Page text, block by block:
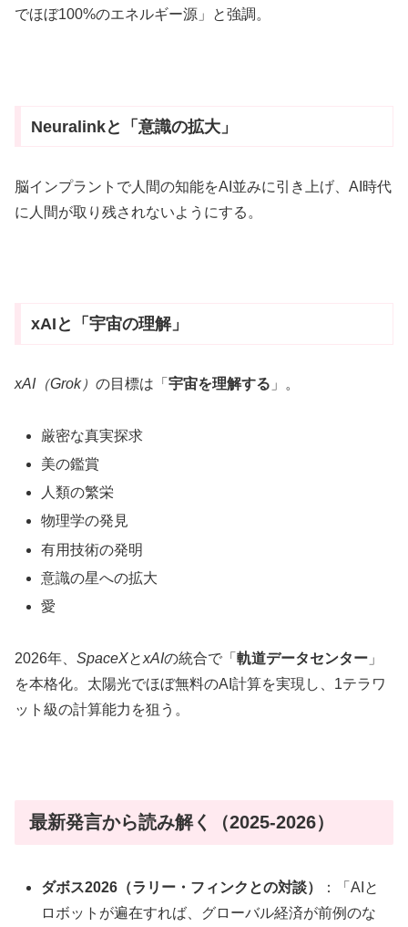
でほぼ100%のエネルギー源」と強調。
Neuralinkと「意識の拡大」
脳インプラントで人間の知能をAI並みに引き上げ、AI時代
に人間が取り残されないようにする。
xAIと「宇宙の理解」
xAI（Grok） の目標は「 宇宙を理解する 」。
厳密な真実探求
美の鑑賞
人類の繁栄
物理学の発見
有用技術の発明
意識の星への拡大
愛
2026年、 SpaceXとxAIの統合で「 軌道データセンター 」
を本格化。太陽光でほぼ無料のAI計算を実現し、1テラワ
ット級の計算能力を狙う。
最新発言から読み解く（2025-2026）
ダボス2026（ラリー・フィンクとの対談）
：「AIと
ロボットが遍在すれば、グローバル経済が前例のな